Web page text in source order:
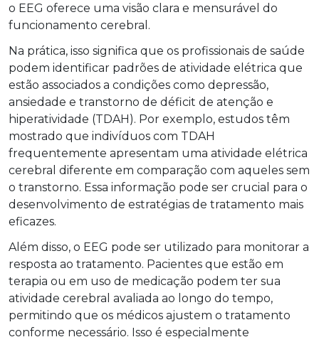
o EEG oferece uma visão clara e mensurável do
funcionamento cerebral.
Na prática, isso significa que os profissionais de saúde
podem identificar padrões de atividade elétrica que
estão associados a condições como depressão,
ansiedade e transtorno de déficit de atenção e
hiperatividade (TDAH). Por exemplo, estudos têm
mostrado que indivíduos com TDAH
frequentemente apresentam uma atividade elétrica
cerebral diferente em comparação com aqueles sem
o transtorno. Essa informação pode ser crucial para o
desenvolvimento de estratégias de tratamento mais
eficazes.
Além disso, o EEG pode ser utilizado para monitorar a
resposta ao tratamento. Pacientes que estão em
terapia ou em uso de medicação podem ter sua
atividade cerebral avaliada ao longo do tempo,
permitindo que os médicos ajustem o tratamento
conforme necessário. Isso é especialmente